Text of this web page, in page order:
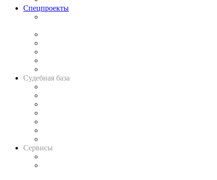
Спецпроекты
Судебная база
Сервисы